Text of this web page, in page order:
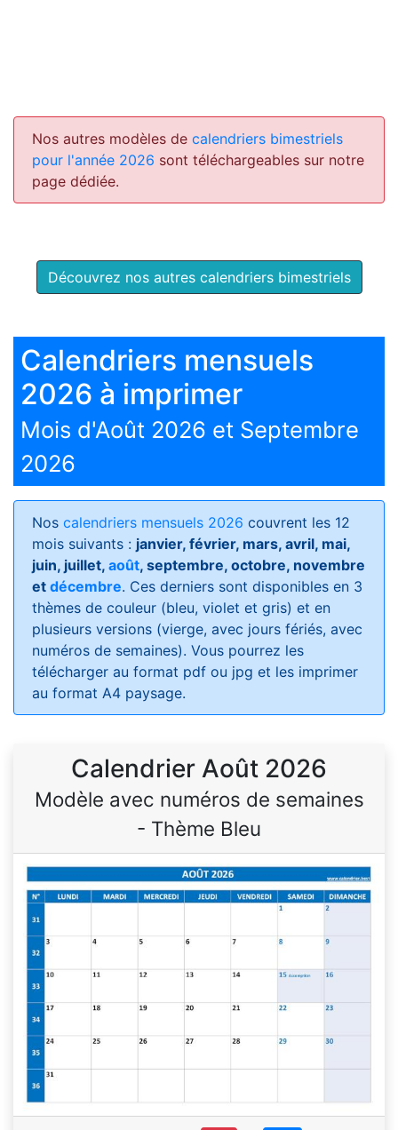
Nos autres modèles de calendriers bimestriels
pour l'année 2026 sont téléchargeables sur notre
page dédiée.
Découvrez nos autres calendriers bimestriels
Calendriers mensuels
2026 à imprimer
Mois d'Août 2026 et Septembre
2026
Nos calendriers mensuels 2026 couvrent les 12
mois suivants : janvier, février, mars, avril, mai,
juin, juillet, août, septembre, octobre, novembre
et décembre. Ces derniers sont disponibles en 3
thèmes de couleur (bleu, violet et gris) et en
plusieurs versions (vierge, avec jours fériés, avec
numéros de semaines). Vous pourrez les
télécharger au format pdf ou jpg et les imprimer
au format A4 paysage.
Calendrier Août 2026
Modèle avec numéros de semaines
- Thème Bleu